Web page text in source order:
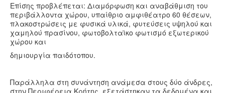
Επίσης προβλέπεται: Διαμόρφωση και αναβάθμιση του
περιβάλλοντα χώρου, υπαίθριο αμφιθέατρο 60 θέσεων,
πλακοστρώσεις με φυσικά υλικά, φυτεύσεις υψηλού και
χαμηλού πρασίνου, φωτοβολταϊκο φωτισμό εξωτερικού
χώρου και
δημιουργία παιδότοπου.
Παράλληλα στη συνάντηση ανάμεσα στους δύο άνδρες,